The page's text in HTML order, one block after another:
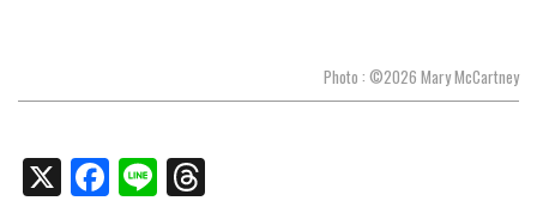
Photo : ©︎2026 Mary McCartney
X Facebook
Line